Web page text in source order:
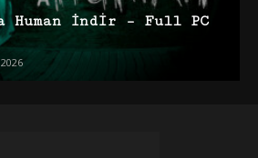
Human İndir – Full PC